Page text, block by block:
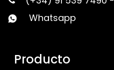
Whatsapp
Producto